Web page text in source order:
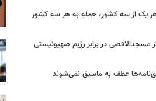
هر یک از سه کشور، حمله به هر سه کشور
در برابر رژیم صهیونیستی
عطف به ماسبق نمی‌شوند